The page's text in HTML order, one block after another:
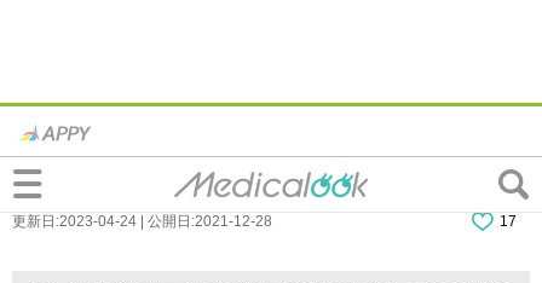
なぜ？奥歯からこめかみが痛い…対処法
は？病院は何科？
更新日:2023-04-24 | 公開日:2021-12-28 17